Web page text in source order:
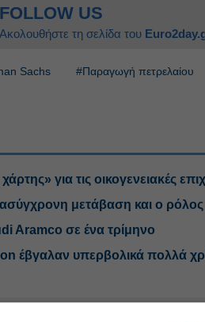
FOLLOW US
Ακολουθήστε τη σελίδα του
Sachs #Παραγωγή πετρελαίου
για τις οικογενειακές
μετάβαση και ο ρόλος
Aramco σε ένα τρίμηνο
έβγαλαν υπερβολικά πολλά